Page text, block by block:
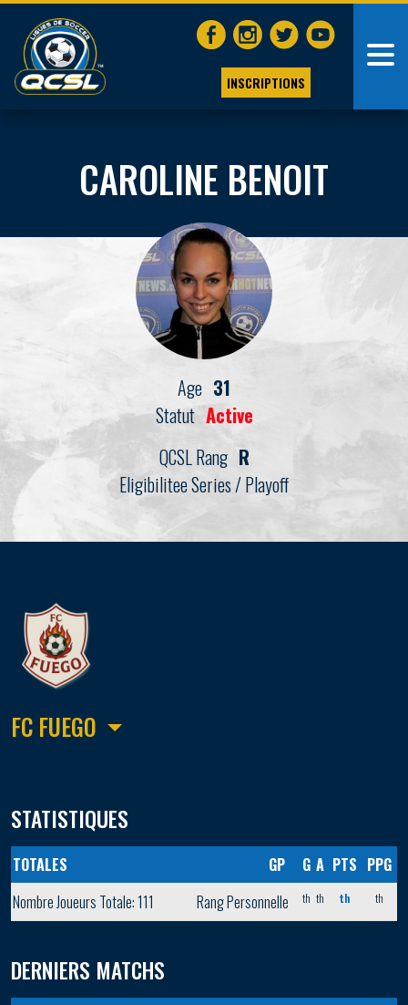
INSCRIPTIONS
CAROLINE BENOIT
Age 31
Statut Active
QCSL Rang R
Eligibilitee Series / Playoff
FC FUEGO
STATISTIQUES
TOTALES GP G A PTS PPG
Nombre Joueurs Totale: 111
Rang Personnelle th th th th
DERNIERS MATCHS